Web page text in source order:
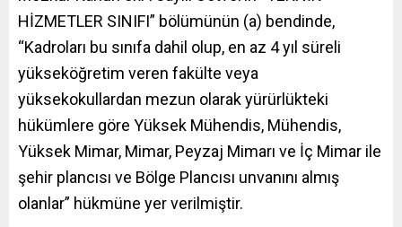
HİZMETLER SINIFI” bölümünün (a) bendinde,
“Kadroları bu sınıfa dahil olup, en az 4 yıl süreli
yükseköğretim veren fakülte veya
yüksekokullardan mezun olarak yürürlükteki
hükümlere göre Yüksek Mühendis, Mühendis,
Yüksek Mimar, Mimar, Peyzaj Mimarı ve İç Mimar ile
şehir plancısı ve Bölge Plancısı unvanını almış
olanlar” hükmüne yer verilmiştir.